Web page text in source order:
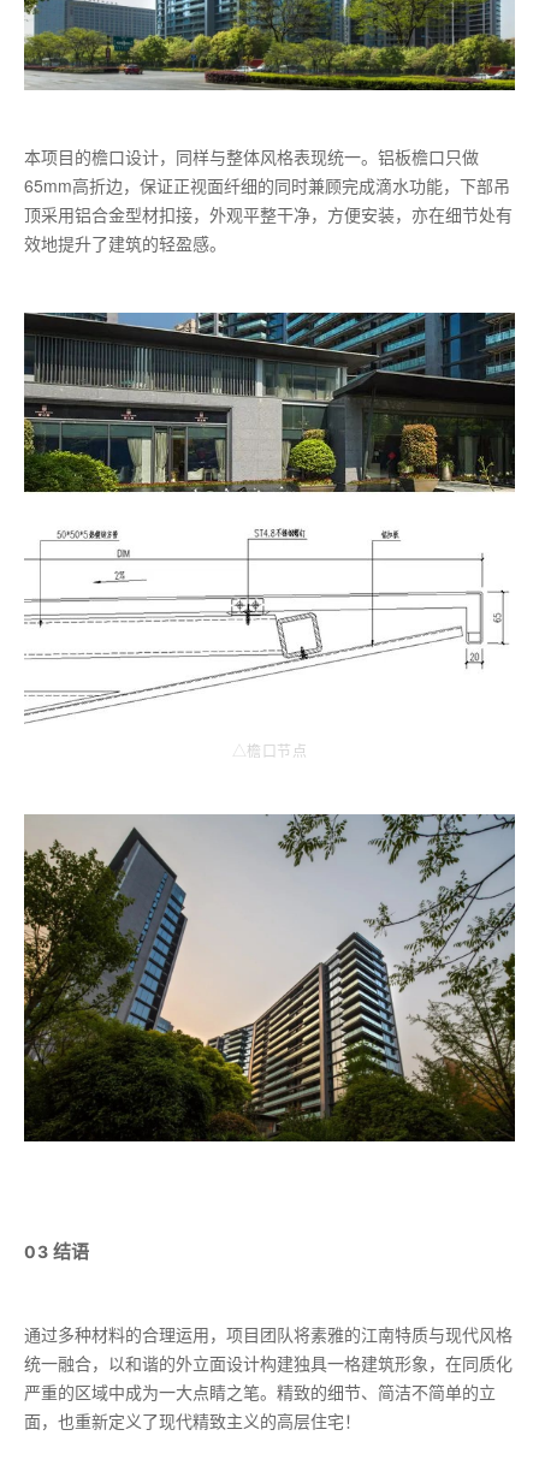
本项目的檐口设计，同样与整体风格表现统一。铝板檐口只做
65mm高折边，保证正视面纤细的同时兼顾完成滴水功能，下部吊
顶采用铝合金型材扣接，外观平整干净，方便安装，亦在细节处有
效地提升了建筑的轻盈感。
△檐口节点
03 结语
通过多种材料的合理运用，项目团队将素雅的江南特质与现代风格
统一融合，以和谐的外立面设计构建独具一格建筑形象，在同质化
严重的区域中成为一大点睛之笔。精致的细节、简洁不简单的立
面，也重新定义了现代精致主义的高层住宅！